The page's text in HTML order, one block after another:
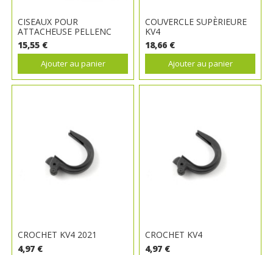
CISEAUX POUR
ATTACHEUSE PELLENC
15,55 €
Ajouter au panier
COUVERCLE SUPÈRIEURE
KV4
18,66 €
Ajouter au panier
CROCHET KV4 2021
4,97 €
CROCHET KV4
4,97 €